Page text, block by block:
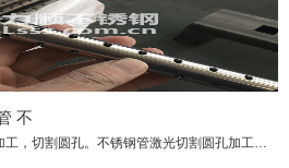
不
φ25*3不锈钢管，进行激光切割加工，切割圆孔。不锈钢管激光切割圆孔加工，找无锡